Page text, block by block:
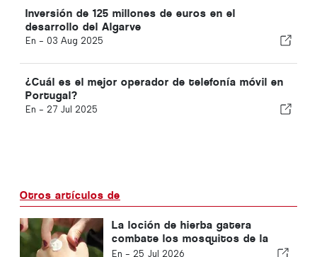
Inversión de 125 millones de euros en el
desarrollo del Algarve
En - 03 Aug 2025
¿Cuál es el mejor operador de telefonía móvil en
Portugal?
En - 27 Jul 2025
Otros artículos de
La loción de hierba gatera
combate los mosquitos de la
malaria
En - 25 Jul 2026